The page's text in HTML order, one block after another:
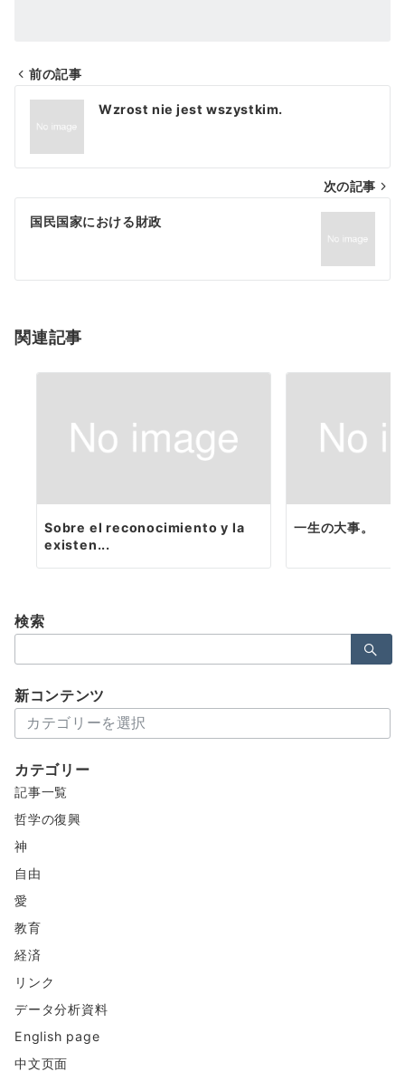
投
ナ
ビ
ゲ
シ
ン
前の記事
Wzrost nie jest wszystkim.
次の記事
国民国家における財政
関連記事
Sobre el reconocimiento y la
existen...
一生の大事。
検索
索：
新コンテンツ
コ
テ
ン
ツ
カテゴリー
記事一覧
哲学の復興
神
自由
愛
教育
経済
リンク
データ分析資料
English page
中文页面